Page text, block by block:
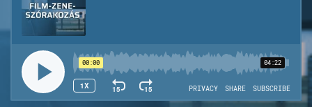
FILM-ZENE-SZÓRAKOZÁS
PLAYLIST
MI AZ A ROBOT PODCAST?